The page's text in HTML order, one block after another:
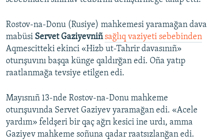
Rostov-na-Donu (Rusiye) mahkemesi yaramağan dava
mabüsi Servet Gaziyevniñsağlıq vaziyeti sebebinden
Aqmescitteki ekinci «Hizb ut-Tahrir davasınıñ»
oturışuvını başqa künge qaldırğan edi. Oña yatıp
raatlanmağa tevsiye etilgen edi.
Mayısnıñ 13-nde Rostov-na-Donu mahkeme
oturışuvında Servet Gaziyev yaramağan edi. «Acele
yardım» feldşeri bir qaç ağrı kesici ine urdı, amma
Gaziyev mahkeme soñuna qadar raatsızlanğan edi.